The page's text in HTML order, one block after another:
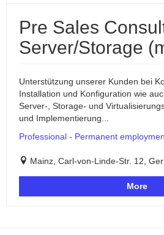
Pre Sales
Server/Storage
Unterstützung unserer Kunden bei
Installation und Konfiguration wie
Server-, Storage- und
und Implementierung...
Professional - Permanent
Mainz, Carl-von-Linde-Str. 12,
More